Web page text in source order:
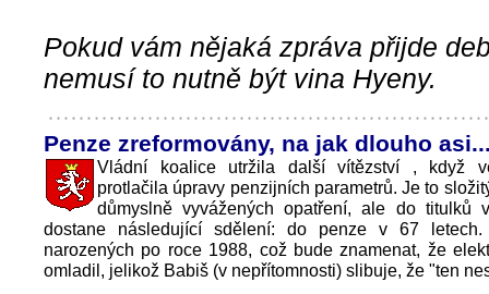
Pokud vám nějaká zpráva přijde
nemusí to nutně být vina Hyeny.
Penze zreformovány, na jak dlouho
Vládní koalice utržila další vítězství , když
protlačila úpravy penzijních parametrů. Je to
důmyslně vyvážených opatření, ale do titulků
dostane následující sdělení: do penze v 67
narozených po roce 1988, což bude znamenat, že
omladil, jelikož Babiš (v nepřítomnosti) slibuje, že "ten